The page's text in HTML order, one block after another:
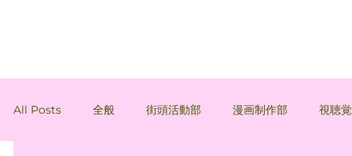
All Posts 全般 街頭活動部 漫画制作部 視聴